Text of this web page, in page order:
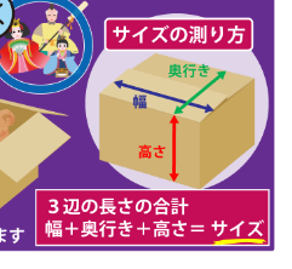
5年6月21日(水)
5年5月19日(金)
5年3月28日(火)
5年2月10日(金)
5年12月21日(水)